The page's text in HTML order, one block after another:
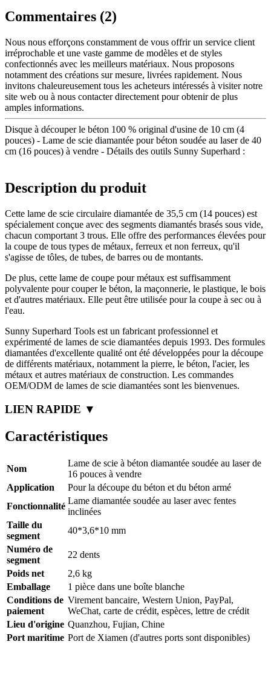
Commentaires (2)
Nous nous efforçons constamment de vous offrir un service client
irréprochable et une vaste gamme de modèles et de styles
confectionnés avec les meilleurs matériaux. Nous proposons
notamment des créations sur mesure, livrées rapidement. Nous
invitons chaleureusement tous les acheteurs intéressés à visiter notre
site web ou à nous contacter directement pour obtenir de plus
amples informations.
Disque à découper le béton 100 % original d'usine de 10 cm (4
pouces) - Lame de scie diamantée pour béton soudée au laser de 40
cm (16 pouces) à vendre - Détails des outils Sunny Superhard :
Description du produit
Cette lame de scie circulaire diamantée de 35,5 cm (14 pouces) est
spécialement conçue avec des segments diamantés brasés sous vide,
chacun comportant 3 trous. Elle offre des performances élevées pour
la coupe de tous types de métaux, ferreux et non ferreux, qu'il
s'agisse de tôles, de tubes, de barres ou de montants.
De plus, cette lame de coupe pour métaux est suffisamment
polyvalente pour couper le béton, la maçonnerie, le plastique, le bois
et d'autres matériaux. Elle peut être utilisée pour la coupe à sec ou à
l'eau.
Sunny Superhard Tools est un fabricant professionnel et
expérimenté de lames de scie diamantées depuis 1993. Des formules
diamantées d'excellente qualité ont été développées pour la découpe
de différents matériaux, notamment la pierre, le béton, l'acier, les
métaux et autres matériaux de construction. Les commandes
OEM/ODM de lames de scie diamantées sont les bienvenues.
LIEN RAPIDE ▼
Caractéristiques
Nom
Lame de scie à béton diamantée soudée au laser de
16 pouces à vendre
Application
Pour la découpe du béton et du béton armé
Fonctionnalité
Lame diamantée soudée au laser avec fentes
inclinées
Taille du
segment
40*3,6*10 mm
Numéro de
segment
22 dents
Poids net
2,6 kg
Emballage
1 pièce dans une boîte blanche
Conditions de
paiement
Virement bancaire, Western Union, PayPal,
WeChat, carte de crédit, espèces, lettre de crédit
Lieu d'origine Quanzhou, Fujian, Chine
Port maritime Port de Xiamen (d'autres ports sont disponibles)